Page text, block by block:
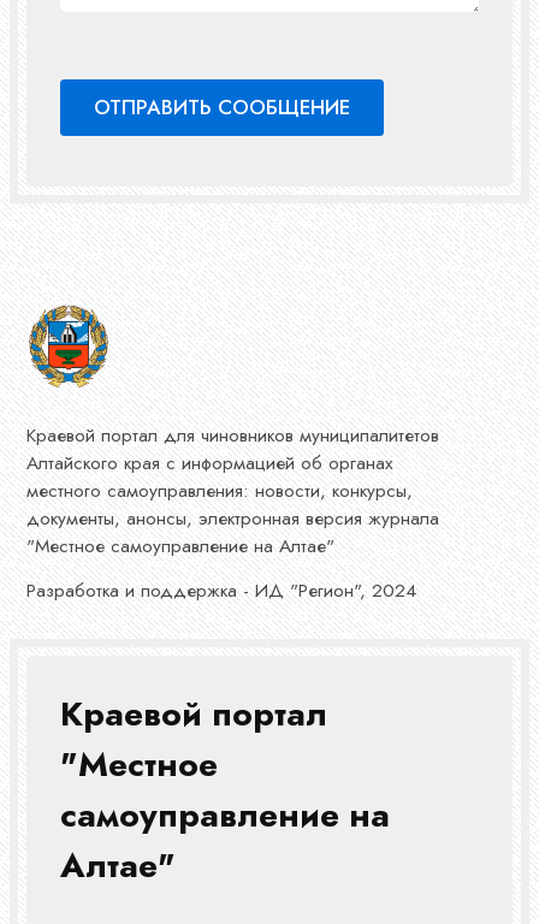
Краевой портал для чиновников муниципалитетов
Алтайского края с информацией об органах
местного самоуправления: новости, конкурсы,
документы, анонсы, электронная версия журнала
"Местное самоуправление на Алтае"
Разработка и поддержка - ИД "Регион", 2024
Краевой портал
"Местное
самоуправление на
Алтае"